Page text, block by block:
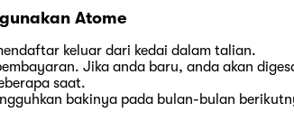
Atome
keluar dari kedai dalam talian.
Jika anda baru, anda akan
saat.
bakinya pada bulan-bulan